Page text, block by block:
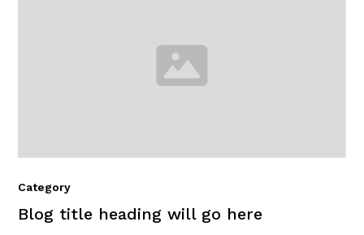
Category
Blog title heading will go here